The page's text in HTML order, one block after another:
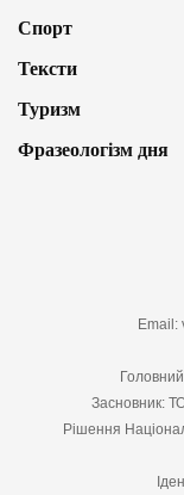
Спорт
Тексти
Туризм
Фразеологізм дня
Email:
Засновник:
Рішення